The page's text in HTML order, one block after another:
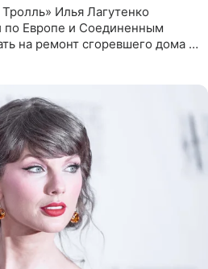
Илья Лагутенко
по Европе и Соединенным
на ремонт сгоревшего дома в